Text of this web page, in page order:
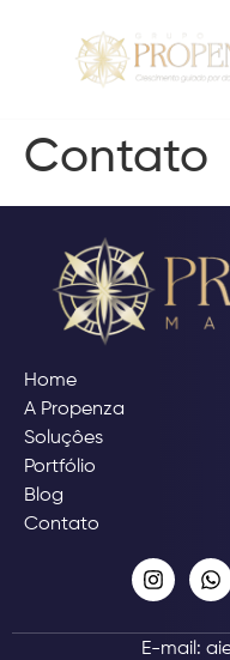
Contato
Home
A Propenza
Soluçôes
Portfólio
Blog
Contato
E-mail: